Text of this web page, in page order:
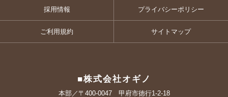
採用情報 プライバシーポリシー
ご利用規約 サイトマップ
■株式会社オギノ
本部／〒400-0047 甲府市徳行1-2-18